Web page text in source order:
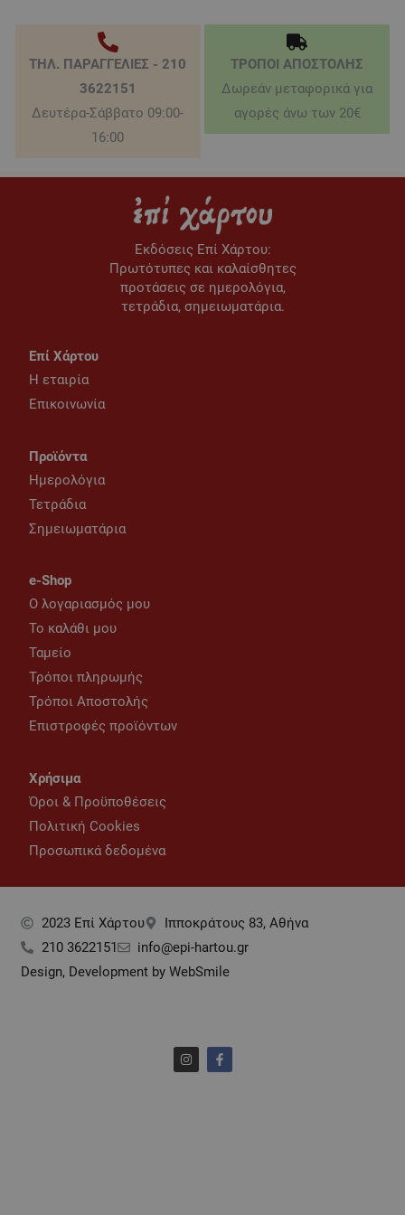
ΤΗΛ. ΠΑΡΑΓΓΕΛΙΕΣ - 210
3622151
Δευτέρα-Σάββατο 09:00-
16:00
ΤΡΟΠΟΙ ΑΠΟΣΤΟΛΗΣ
Δωρεάν μεταφορικά για
αγορές άνω των 20€
Εκδόσεις Eπί Χάρτου:
Πρωτότυπες και καλαίσθητες
προτάσεις σε ημερολόγια,
τετράδια, σημειωματάρια.
Επί Χάρτου
Η εταιρία
Επικοινωνία
Προϊόντα
Ημερολόγια
Τετράδια
Σημειωματάρια
e-Shop
Ο λογαριασμός μου
Το καλάθι μου
Ταμείο
Τρόποι πληρωμής
Τρόποι Αποστολής
Επιστροφές προϊόντων
Χρήσιμα
Όροι & Προϋποθέσεις
Πολιτική Cookies
Προσωπικά δεδομένα
2023 Επί Xάρτου
Ιπποκράτους 83, Αθήνα
210 3622151
info@epi-hartou.gr
Design, Development by WebSmile
n
s
t
a
c
e